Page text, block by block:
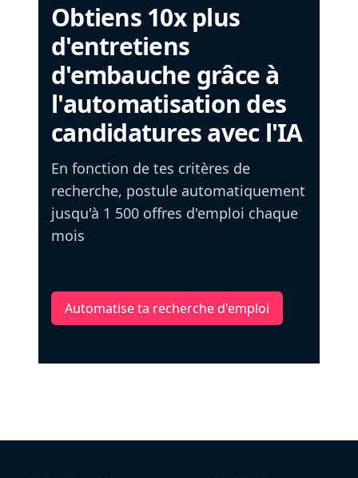
Obtiens 10x plus
d'entretiens
d'embauche grâce à
l'automatisation des
candidatures avec l'IA
En fonction de tes critères de
recherche, postule automatiquement
jusqu'à 1 500 offres d'emploi chaque
mois
Automatise ta recherche d'emploi